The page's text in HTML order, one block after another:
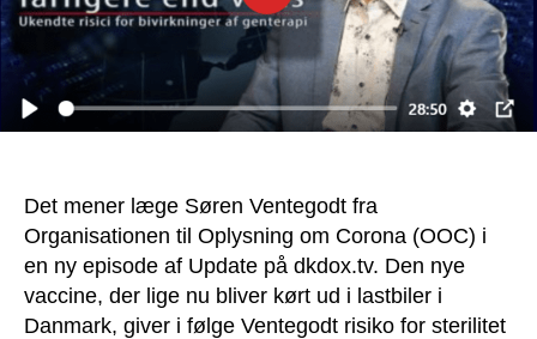
Det mener læge Søren Ventegodt fra
Organisationen til Oplysning om Corona (OOC) i
en ny episode af Update på dkdox.tv. Den nye
vaccine, der lige nu bliver kørt ud i lastbiler i
Danmark, giver i følge Ventegodt risiko for sterilitet